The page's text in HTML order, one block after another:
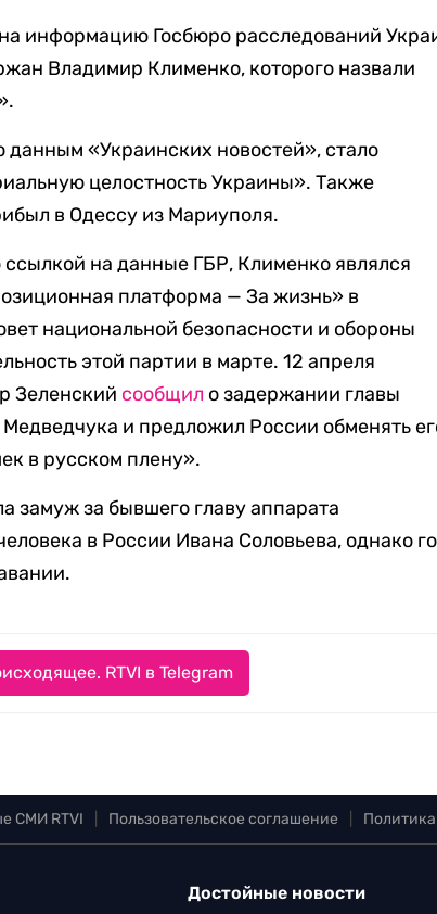
информацию Госбюро расследований
Владимир Клименко, которого назвали
«Украинских новостей», стало
целостность Украины». Также
в Одессу из Мариуполя.
на данные ГБР, Клименко являлся
платформа — За жизнь» в
национальной безопасности и обороны
этой партии в марте. 12 апреля
Зеленский сообщил о задержании главы
и предложил России обменять
в русском плену».
замуж за бывшего главу аппарата
в России Ивана Соловьева, однако
RTVI в Telegram
СМИ RTVI Пользовательское соглашение
Достойные новости